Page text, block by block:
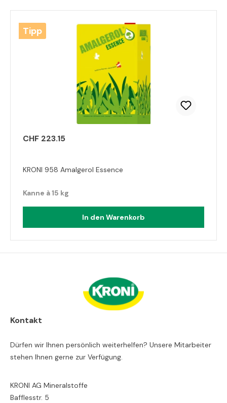
Tipp
CHF 223.15
KRONI 958 Amalgerol Essence
Kanne à 15 kg
In den Warenkorb
Kontakt
Dürfen wir Ihnen persönlich weiterhelfen? Unsere Mitarbeiter
stehen Ihnen gerne zur Verfügung.
KRONI AG Mineralstoffe
Bafflesstr. 5